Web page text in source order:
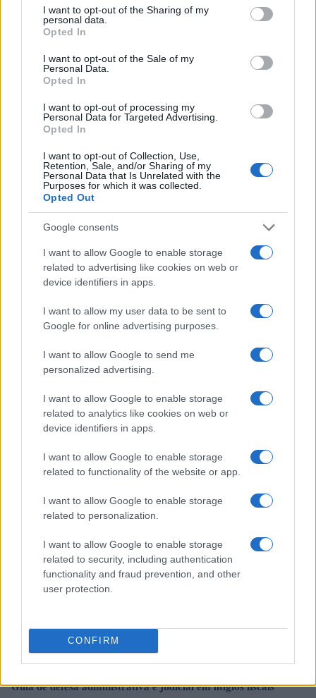
not limited to your visit or usage behaviour. You may click to
grant or deny consent to Google and its third-party tags to
use your data for below specified purposes in below Google
consent section.
I want to opt-out of the Sharing of my
personal data.
Opted In
I want to opt-out of the Sale of my
Personal Data.
Opted In
I want to opt-out of processing my
Personal Data for Targeted Advertising.
Opted In
I want to opt-out of Collection, Use,
Retention, Sale, and/or Sharing of my
Personal Data that Is Unrelated with the
Purposes for which it was collected.
Opted Out
Google consents
I want to allow Google to enable storage
related to advertising like cookies on web or
device identifiers in apps.
I want to allow my user data to be sent to
Google for online advertising purposes.
I want to allow Google to send me
personalized advertising.
I want to allow Google to enable storage
related to analytics like cookies on web or
device identifiers in apps.
I want to allow Google to enable storage
related to functionality of the website or app.
I want to allow Google to enable storage
related to personalization.
I want to allow Google to enable storage
related to security, including authentication
functionality and fraud prevention, and other
user protection.
CONFIRM
cartas antigas no arquivo paroquial de Verona,
fonte para uma investigação sobre a memória
elabora dossiês e guias temáticos. Estudou
literatura e participa de leituras públicas em
Continue lendo
Guia de defesa administrativa e judicial em litígios fiscais